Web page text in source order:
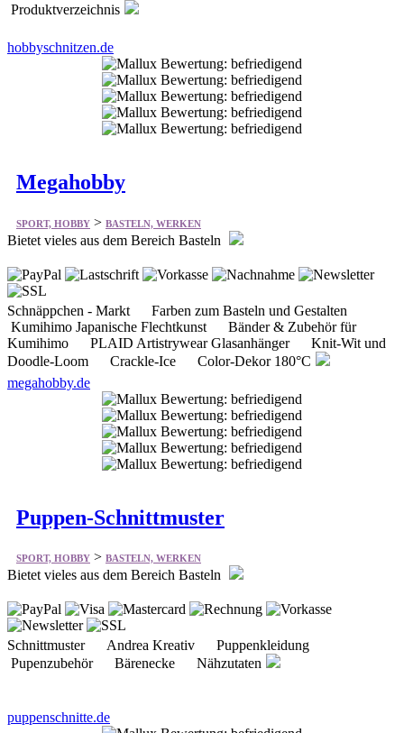
Produktverzeichnis
hobbyschnitzen.de
Megahobby
SPORT, HOBBY > BASTELN, WERKEN
Bietet vieles aus dem Bereich Basteln
Schnäppchen - Markt Farben zum Basteln und Gestalten
Kumihimo Japanische Flechtkunst Bänder & Zubehör für
Kumihimo PLAID Artistrywear Glasanhänger Knit-Wit und
Doodle-Loom Crackle-Ice Color-Dekor 180°C
megahobby.de
Puppen-Schnittmuster
SPORT, HOBBY > BASTELN, WERKEN
Bietet vieles aus dem Bereich Basteln
Schnittmuster Andrea Kreativ Puppenkleidung
Pupenzubehör Bärenecke Nähzutaten
puppenschnitte.de